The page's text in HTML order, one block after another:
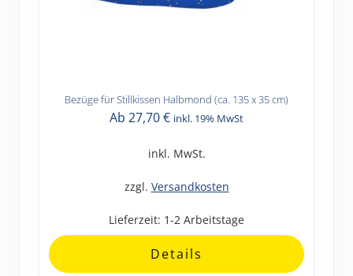
Bezüge für Stillkissen Halbmond (ca. 135 x 35 cm)
Ab 27,70€ inkl. 19% MwSt
inkl. MwSt.
zzgl. Versandkosten
Lieferzeit: 1-2 Arbeitstage
Details
Dieses
Optionen
können